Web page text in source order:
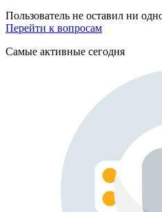
Пользователь не оставил ни
Перейти к вопросам
Самые активные сегодня